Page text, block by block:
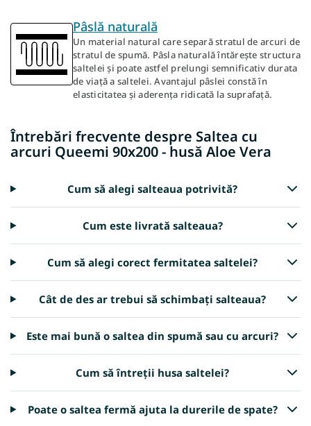
Pâslă naturală
Un material natural care separă stratul de arcuri de
stratul de spumă. Pâsla naturală întărește structura
saltelei și poate astfel prelungi semnificativ durata
de viață a saltelei. Avantajul pâslei constă în
elasticitatea și aderența ridicată la suprafață.
Întrebări frecvente despre Saltea cu
arcuri Queemi 90x200 - husă Aloe Vera
Cum să alegi salteaua potrivită?
Cum este livrată salteaua?
Cum să alegi corect fermitatea saltelei?
Cât de des ar trebui să schimbați salteaua?
Este mai bună o saltea din spumă sau cu arcuri?
Cum să întreții husa saltelei?
Poate o saltea fermă ajuta la durerile de spate?